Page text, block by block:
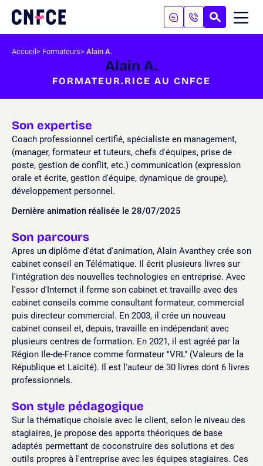
contenu
à
recherche
Logo
site
Accueil Formateurs Alain A.
Alain A.
FORMATEUR.RICE AU CNFCE
Son expertise
Coach professionnel certifié, spécialiste en management,
(manager, formateur et tuteurs, chefs d'équipes, prise de
poste, gestion de conflit, etc.) communication (expression
orale et écrite, gestion d'équipe, dynamique de groupe),
développement personnel.
Dernière animation réalisée le 28/07/2025
Son parcours
Apres un diplôme d'état d'animation, Alain Avanthey crée son
cabinet conseil en Télématique. Il écrit plusieurs livres sur
l'intégration des nouvelles technologies en entreprise. Avec
l'essor d'Internet il ferme son cabinet et travaille avec des
cabinet conseils comme consultant formateur, commercial
puis directeur commercial. En 2003, il crée un nouveau
cabinet conseil et, depuis, travaille en indépendant avec
plusieurs centres de formation. En 2021, il est agréé par la
Région Ile-de-France comme formateur "VRL" (Valeurs de la
République et Laïcité). Il est l'auteur de 30 livres dont 6 livres
professionnels.
Son style pédagogique
Sur la thématique choisie avec le client, selon le niveau des
stagiaires, je propose des apports théoriques de base
adaptés permettant de coconstruire des solutions et des
outils propres à l'entreprise avec les équipes stagiaires. Ces